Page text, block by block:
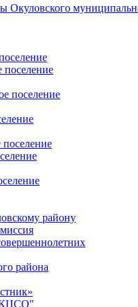
Окуловского
поселение
поселение
поселение
району
района
КЦСО"